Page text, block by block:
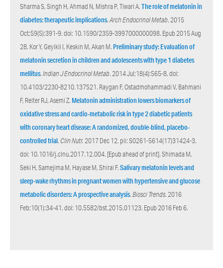
Sharma S, Singh H, Ahmad N, Mishra P, Tiwari A.The role of melatonin in
diabetes: therapeutic implications.Arch Endocrinol Metab. 2015
Oct;59(5):391-9. doi: 10.1590/2359-3997000000098. Epub 2015 Aug
28. Kor Y, Geyikli I, Keskin M, Akan M. Preliminary study: Evaluation of
melatonin secretion in children and adolescents with type 1 diabetes
mellitus.Indian J Endocrinol Metab. 2014 Jul;18(4):565-8. doi:
10.4103/2230-8210.137521. Raygan F, Ostadmohammadi V, Bahmani
F, Reiter RJ, Asemi Z. Melatonin administration lowers biomarkers of
oxidative stress and cardio-metabolic risk in type 2 diabetic patients
with coronary heart disease: A randomized, double-blind, placebo-
controlled trial.Clin Nutr. 2017 Dec 12. pii: S0261-5614(17)31424-3.
doi: 10.1016/j.clnu.2017.12.004. [Epub ahead of print]. Shimada M,
Seki H, Samejima M, Hayase M, Shirai F.Salivary melatonin levels and
sleep-wake rhythms in pregnant women with hypertensive and glucose
metabolic disorders: A prospective analysis.Biosci Trends. 2016
Feb;10(1):34-41. doi: 10.5582/bst.2015.01123. Epub 2016 Feb 6.